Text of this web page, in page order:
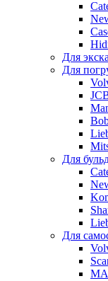
Для
Для
Для
Для